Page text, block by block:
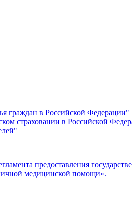
граждан в Российской Федерации"
страховании в Российской
предоставления
медицинской помощи».